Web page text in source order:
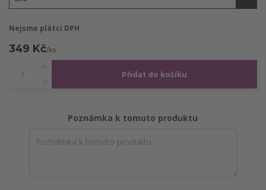
Nejsme plátci DPH
349 Kč/ks
Přidat do košíku
Poznámka k tomuto produktu